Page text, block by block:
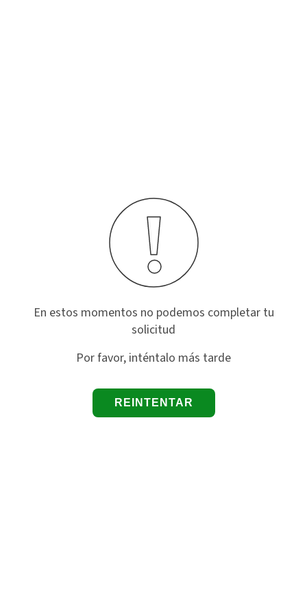
En estos momentos no podemos completar tu
solicitud
Por favor, inténtalo más tarde
REINTENTAR